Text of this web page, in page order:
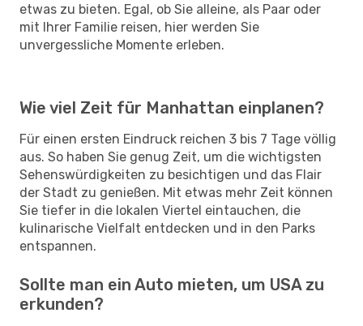
etwas zu bieten. Egal, ob Sie alleine, als Paar oder
mit Ihrer Familie reisen, hier werden Sie
unvergessliche Momente erleben.
Wie viel Zeit für Manhattan einplanen?
Für einen ersten Eindruck reichen 3 bis 7 Tage völlig
aus. So haben Sie genug Zeit, um die wichtigsten
Sehenswürdigkeiten zu besichtigen und das Flair
der Stadt zu genießen. Mit etwas mehr Zeit können
Sie tiefer in die lokalen Viertel eintauchen, die
kulinarische Vielfalt entdecken und in den Parks
entspannen.
Sollte man ein Auto mieten, um USA zu
erkunden?